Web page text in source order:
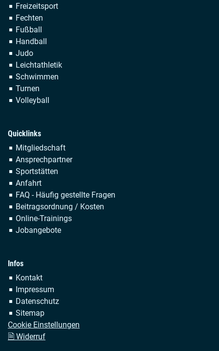
überspringen
Freizeitsport
Fechten
Fußball
Handball
Judo
Leichtathletik
Schwimmen
Turnen
Volleyball
Quicklinks
Navigation
überspringen
Mitgliedschaft
Ansprechpartner
Sportstätten
Anfahrt
FAQ - Häufig gestellte Fragen
Beitragsordnung / Kosten
Online-Trainings
Jobangebote
Infos
Navigation
überspringen
Kontakt
Impressum
Datenschutz
Sitemap
Cookie Einstellungen
🗎 Widerruf